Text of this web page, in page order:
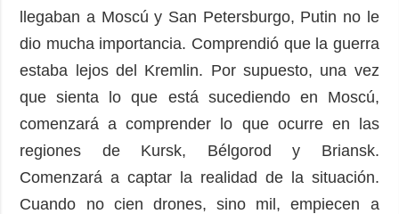
llegaban a Moscú y San Petersburgo, Putin no le
dio mucha importancia. Comprendió que la guerra
estaba lejos del Kremlin. Por supuesto, una vez
que sienta lo que está sucediendo en Moscú,
comenzará a comprender lo que ocurre en las
regiones de Kursk, Bélgorod y Briansk.
Comenzará a captar la realidad de la situación.
Cuando no cien drones, sino mil, empiecen a